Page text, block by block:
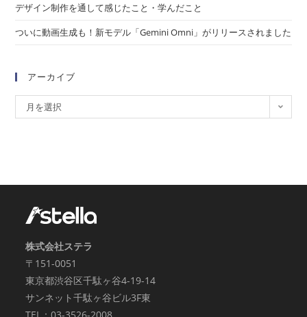
デザイン制作を通して感じたこと・学んだこと
ついに動画生成も！新モデル「Gemini Omni」がリリースされました
アーカイブ
月を選択
株式会社ステラ
〒151-0051
東京都渋谷区千駄ヶ谷4-19-14
サンネット千駄ヶ谷ビル3F東
TEL：03-3526-2008